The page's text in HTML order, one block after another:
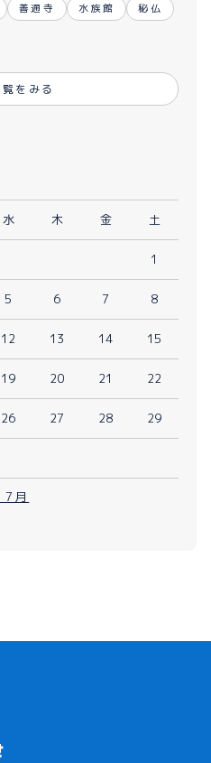
善通寺 水族館
秘仏
をみる
水 木 金 土
1
5 6 7 8
12 13 14 15
19 20 21 22
26 27 28 29
月